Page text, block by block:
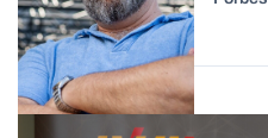
Forbes-sztori